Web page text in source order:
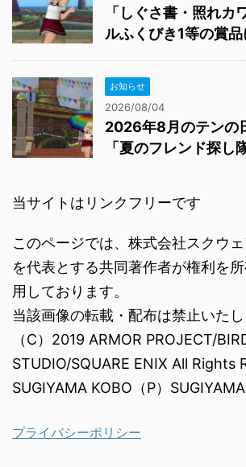
「しぐさ書・照れカ
ルふくびき1等の賞
お知らせ
2026/08/04
2026年8月のテンの
「夏のフレンド探し
当サイトはリンクフリーです
このページでは、株式会社スクウ
を代表とする共同著作者が権利を
用しております。
当該画像の転載・配布は禁止いたし
（C）2019 ARMOR PROJECT/
STUDIO/SQUARE ENIX All Rights
SUGIYAMA KOBO（P）
プライバシーポリシー